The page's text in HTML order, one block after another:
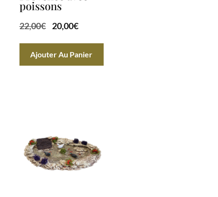
poissons
22,00€
Le
initial
était :
20,00€Le
actuel
est :
Ajouter Au Panier